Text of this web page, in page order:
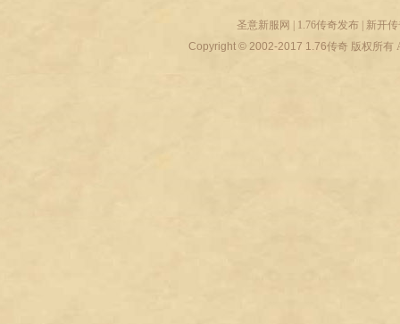
圣意新服网 1.76传奇发布|
新开
Copyright © 2002-2017 1.76传奇 版权所有